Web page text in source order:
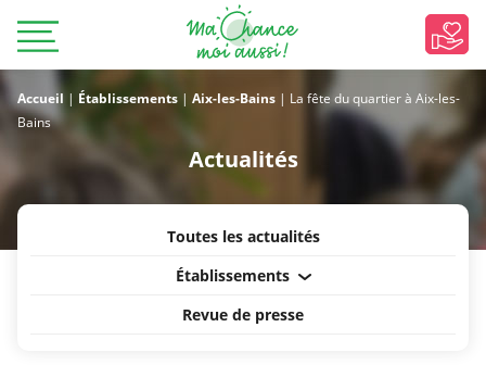
Accueil | Établissements | Aix-les-Bains | La fête du quartier à Aix-les-
Bains
Actualités
Toutes les actualités
Établissements
Revue de presse